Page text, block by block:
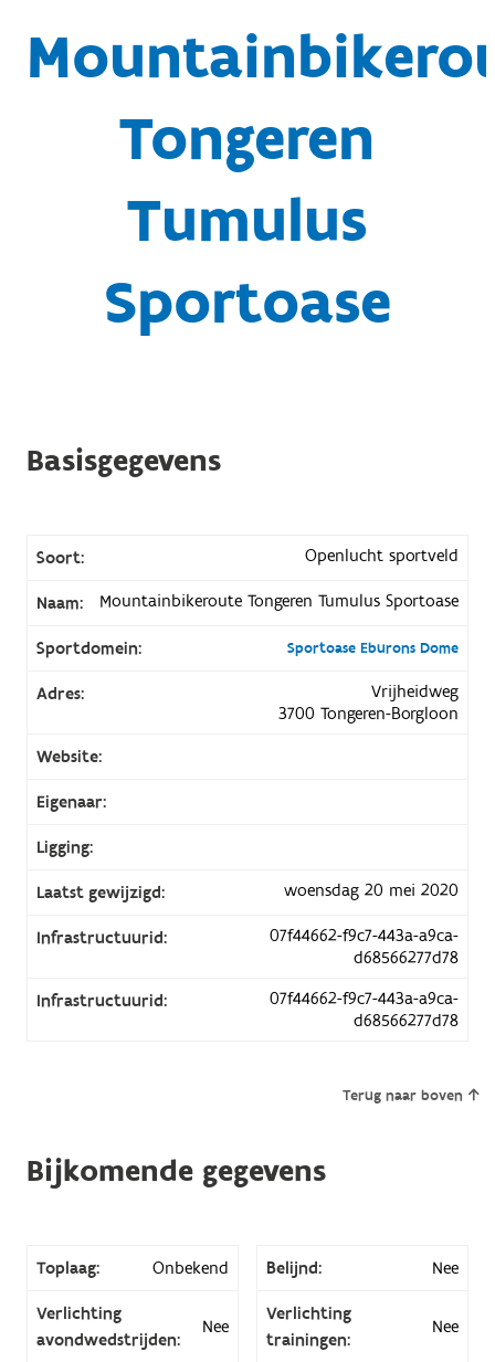
Tongeren
Tumulus
Sportoase
Basisgegevens
Soort: Openlucht sportveld
Naam: Mountainbikeroute Tongeren Tumulus Sportoase
Sportdomein: Sportoase Eburons Dome
Adres:
Vrijheidweg
3700 Tongeren-Borgloon
Website:
Eigenaar:
Ligging:
Laatst gewijzigd: woensdag 20 mei 2020
Infrastructuurid:
07f44662-f9c7-443a-a9ca-
d68566277d78
Infrastructuurid:
07f44662-f9c7-443a-a9ca-
d68566277d78
Terug naar boven
Bijkomende gegevens
Toplaag: Onbekend Belijnd: Nee
Verlichting
avondwedstrijden:
Nee
Verlichting
trainingen:
Nee